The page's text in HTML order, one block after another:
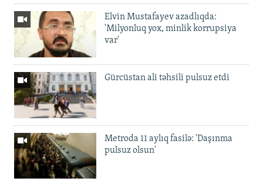
Elvin Mustafayev azadlıqda:
'Milyonluq yox, minlik korrupsiya
var'
Gürcüstan ali təhsili pulsuz etdi
Metroda 11 aylıq fasilə: 'Daşınma
pulsuz olsun'